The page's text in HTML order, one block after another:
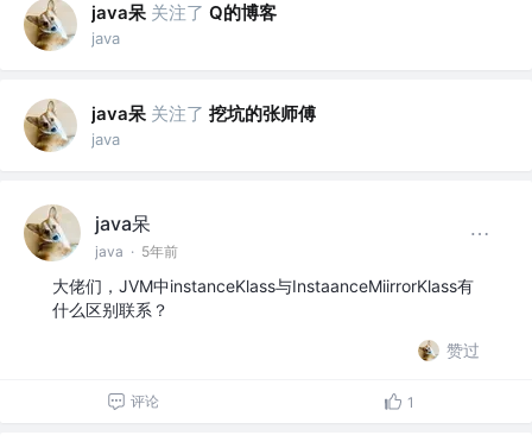
java呆 关注了 Q的博客
java
java呆 关注了 挖坑的张师傅
java
java呆
java · 5年前
大佬们，JVM中instanceKlass与InstaanceMiirrorKlass有
什么区别联系？
赞过
评论 1